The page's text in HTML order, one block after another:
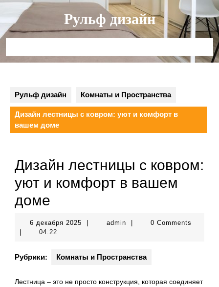
Перейти
содержимому
Рульф дизайн
Рульф дизайн Комнаты и Пространства
Дизайн лестницы с ковром: уют и комфорт в
вашем доме
Дизайн лестницы с ковром:
уют и комфорт в вашем
доме
6 декабря 2025 adminadmin
0 Comments
04:22
Рубрики: Комнаты и Пространства
Лестница – это не просто конструкция, которая соединяет